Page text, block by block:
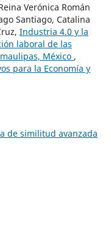
Verónica Román
Santiago, Catalina
Industria 4.0 y la
laboral de las
México ,
para la Economía y
de similitud avanzada